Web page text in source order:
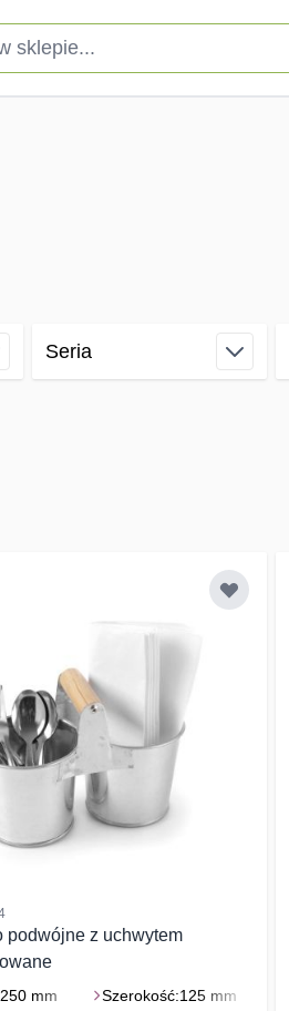
Seria
filter
podwójne z uchwytem
250 mm Szerokość:125 mm